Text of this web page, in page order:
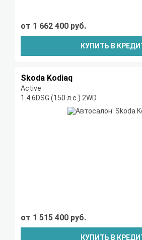
от 1 662 400 руб.
КУПИТЬ В
Skoda Kodiaq
Active
1.4 6DSG (150 л.с.) 2WD
от 1 515 400 руб.
КУПИТЬ В